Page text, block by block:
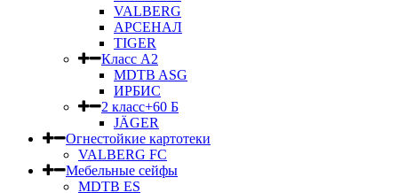
VALBERG
АРСЕНАЛ
TIGER
Класс А2
MDTB ASG
ИРБИС
2 класс+60 Б
JÄGER
Огнестойкие картотеки
VALBERG FC
Мебельные сейфы
MDTB ES